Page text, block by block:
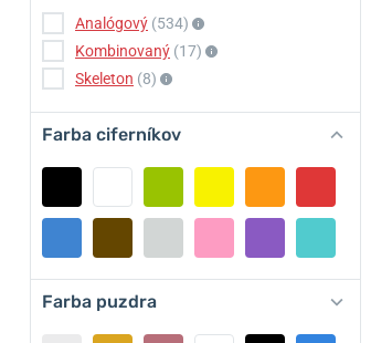
Analógový (534)
Kombinovaný (17)
Skeleton (8)
Farba ciferníkov
Farba puzdra